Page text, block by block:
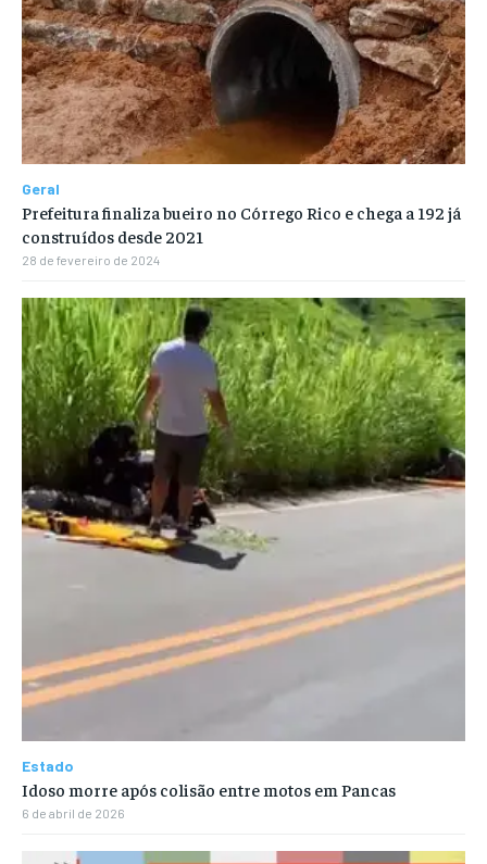
Geral
Prefeitura finaliza bueiro no Córrego Rico e chega a 192 já
construídos desde 2021
28 de fevereiro de 2024
Estado
Idoso morre após colisão entre motos em Pancas
6 de abril de 2026